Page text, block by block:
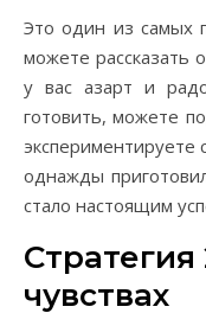
Это один из самых
можете рассказать
у вас азарт и
готовить, можете
экспериментируете
однажды
стало настоящим
Стратегия
чувствах